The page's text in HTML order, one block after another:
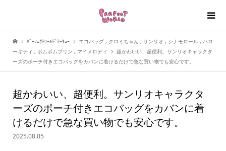
ﾊﾟｰﾌｪｸﾄﾜｰﾙﾄﾞﾄｰｷｮｰ エコバッグ , クロミちゃん , サンリオ , シナモロール , ハロ
ーキティ , ポムポムプリン , マイメロディ
超かわいい、超便利。サンリオキャラクタ
ーズのポーチ付きエコバッグをカバンに着けるだけで急な買い物でも安心です。
超かわいい、超便利。サンリオキャラクタ
ーズのポーチ付きエコバッグをカバンに着
けるだけで急な買い物でも安心です。
2025.08.05